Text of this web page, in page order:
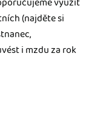
(najděte si
i mzdu za rok